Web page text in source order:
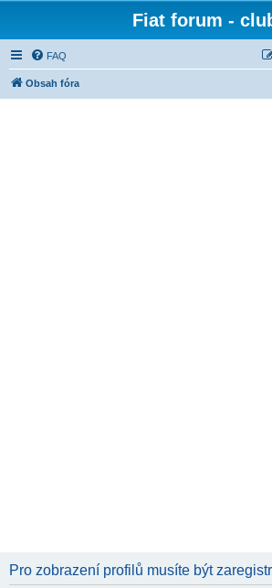
Fiat forum -
FAQ
Obsah fóra
Pro zobrazení profilů musíte být